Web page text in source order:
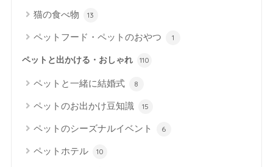
猫の食べ物 13
ペットフード・ペットのおやつ 1
ペットと出かける・おしゃれ 110
ペットと一緒に結婚式 8
ペットのお出かけ豆知識 15
ペットのシーズナルイベント 6
ペットホテル 10